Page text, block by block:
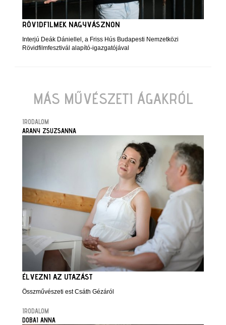
RÖVIDFILMEK NAGYVÁSZNON
Interjú Deák Dániellel, a Friss Hús Budapesti Nemzetközi
Rövidfilmfesztivál alapító-igazgatójával
MÁS MŰVÉSZETI ÁGAKRÓL
IRODALOM
ARANY ZSUZSANNA
ÉLVEZNI AZ UTAZÁST
Összművészeti est Csáth Gézáról
IRODALOM
DOBAI ANNA